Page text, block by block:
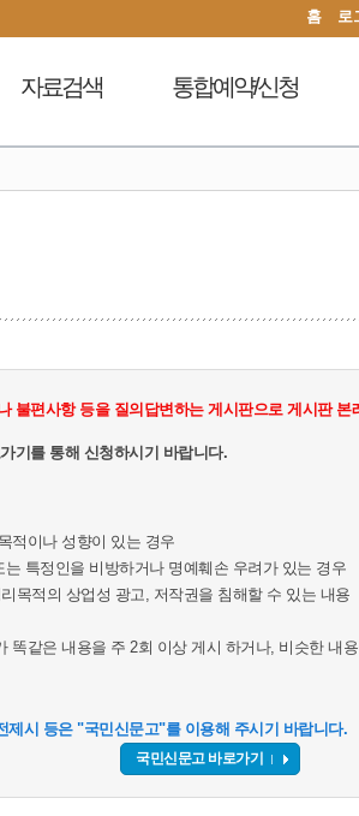
홈 로
자료검색
추천도서
역도서관 통합검색
통합예약/신청
열람실좌석현황
불편사항 등을 질의답변하는 게시판으로 게시판
기를 통해 신청하시기 바랍니다.
적이나 성향이 있는 경우
특정인을 비방하거나 명예훼손 우려가 있는 경우
목적의 상업성 광고, 저작권을 침해할 수 있는 내용
똑같은 내용을 주 2회 이상 게시 하거나, 비슷한 내
제시 등은 "국민신문고"를 이용해 주시기 바랍니다.
국민신문고 바로가기